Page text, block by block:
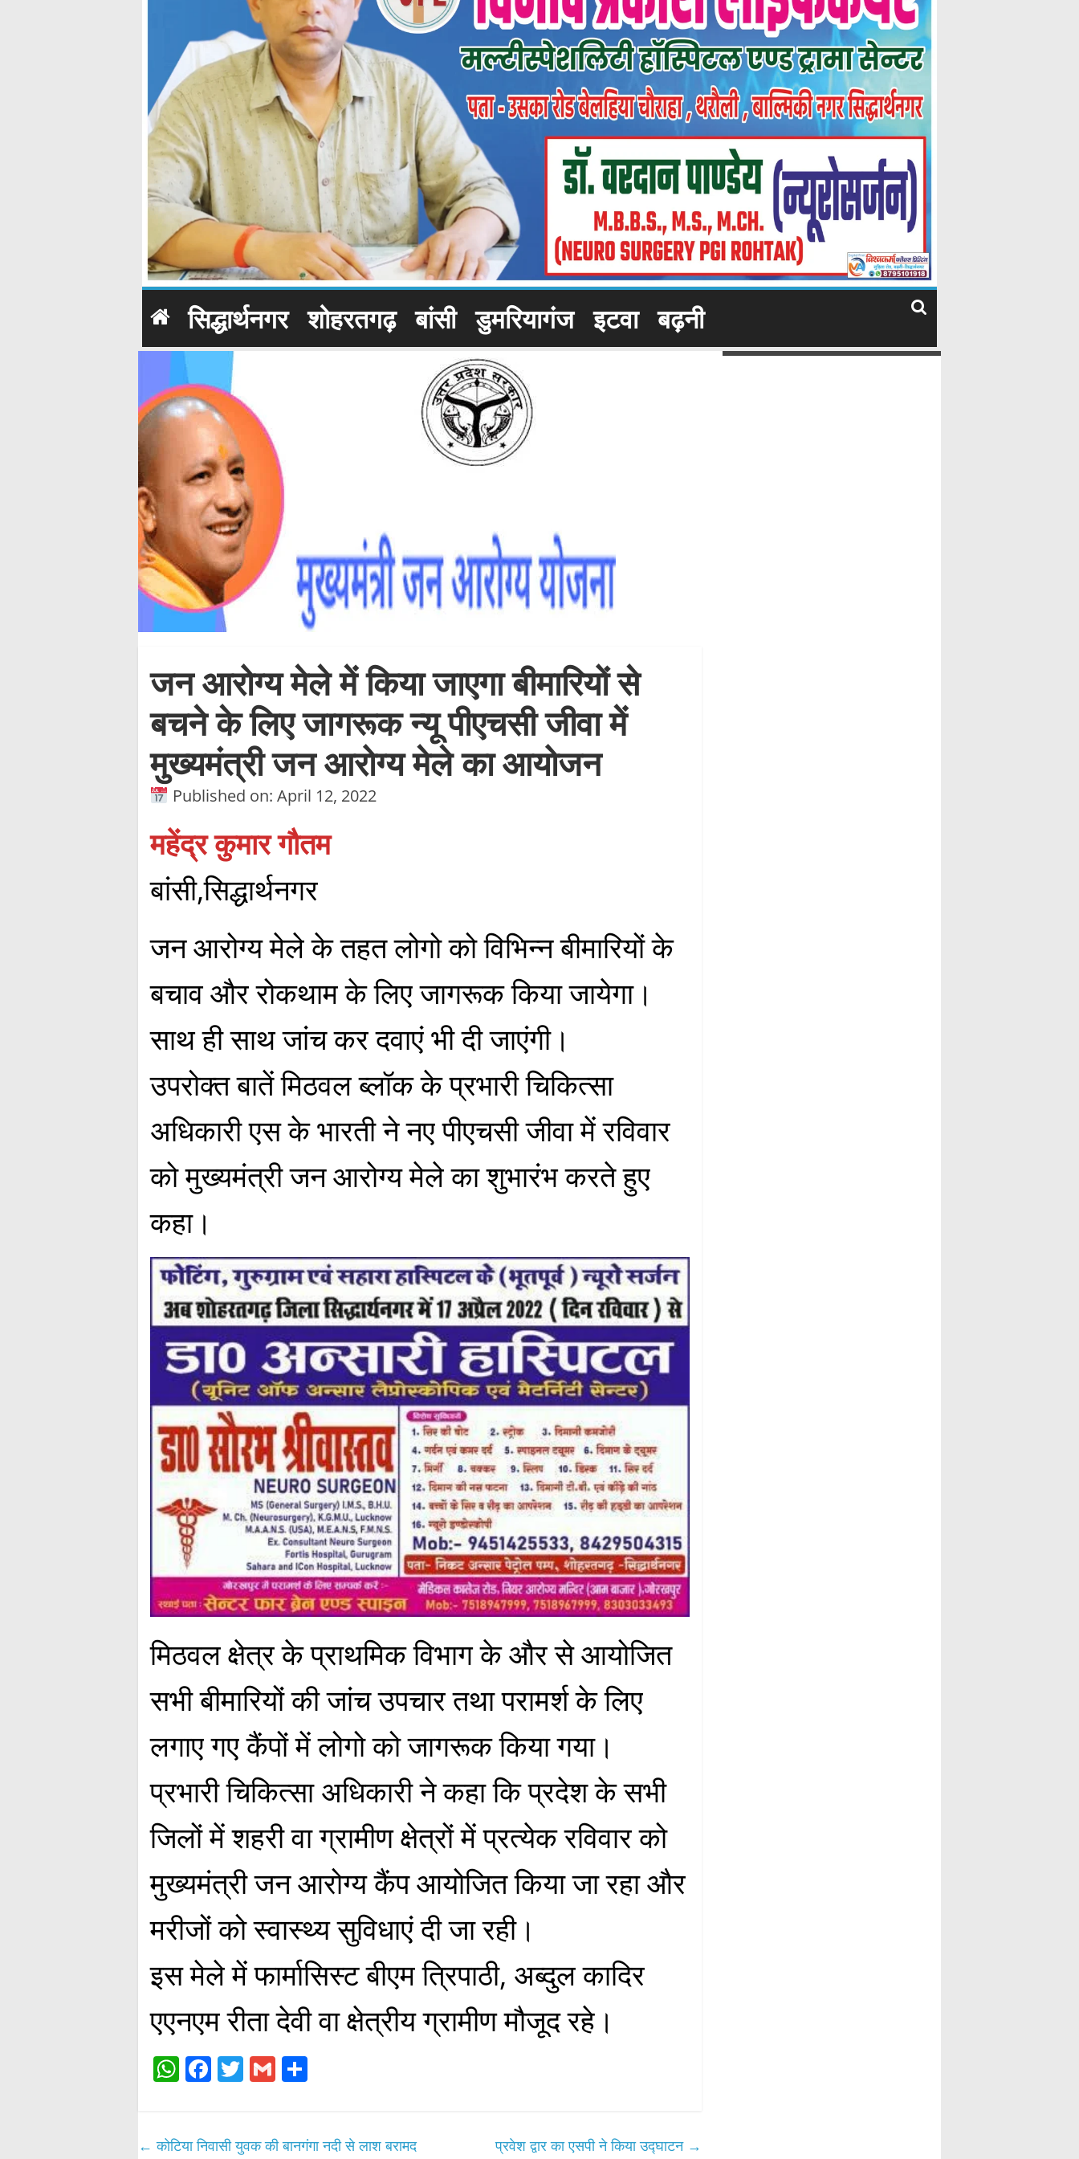
सिद्धार्थनगर शोहरतगढ़ बांसी डुमरियागंज इटवा बढ़नी
जन आरोग्य मेले में किया जाएगा बीमारियों से
बचने के लिए जागरूक न्यू पीएचसी जीवा में
मुख्यमंत्री जन आरोग्य मेले का आयोजन
Published on: April 12, 2022
महेंद्र कुमार गौतम
बांसी,सिद्धार्थनगर
जन आरोग्य मेले के तहत लोगो को विभिन्न बीमारियों के
बचाव और रोकथाम के लिए जागरूक किया जायेगा।
साथ ही साथ जांच कर दवाएं भी दी जाएंगी।
उपरोक्त बातें मिठवल ब्लॉक के प्रभारी चिकित्सा
अधिकारी एस के भारती ने नए पीएचसी जीवा में रविवार
को मुख्यमंत्री जन आरोग्य मेले का शुभारंभ करते हुए
कहा।
मिठवल क्षेत्र के प्राथमिक विभाग के और से आयोजित
सभी बीमारियों की जांच उपचार तथा परामर्श के लिए
लगाए गए कैंपों में लोगो को जागरूक किया गया।
प्रभारी चिकित्सा अधिकारी ने कहा कि प्रदेश के सभी
जिलों में शहरी वा ग्रामीण क्षेत्रों में प्रत्येक रविवार को
मुख्यमंत्री जन आरोग्य कैंप आयोजित किया जा रहा और
मरीजों को स्वास्थ्य सुविधाएं दी जा रही।
इस मेले में फार्मासिस्ट बीएम त्रिपाठी, अब्दुल कादिर
एएनएम रीता देवी वा क्षेत्रीय ग्रामीण मौजूद रहे।
W
A
Fa
ok
T
r
G
← कोटिया निवासी युवक की बानगंगा नदी से लाश बरामद प्रवेश द्वार का एसपी ने किया उद्घाटन →